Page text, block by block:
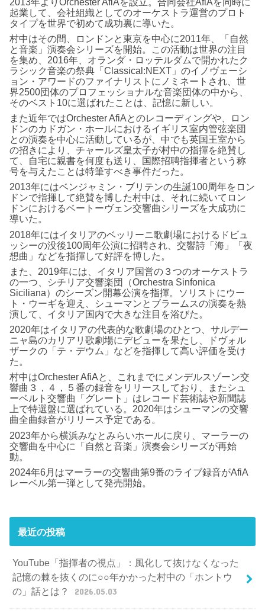
起業して、会社組織としてのオーケストラ運営のプロト
タイプを世界で初めて成功裏に導いた。
村中はその間、ロンドンと東京を中心に2011年、「自然
と音楽」演奏会シリーズを開始。この活動は世界の注目
を集め、2016年、オランダ・ロッテルダムで開かれたク
ラシック音楽の祭典「Classical:NEXT」のイノヴェーシ
ョン・アワードのファイナリストにノミネートされ、世
界2500団体のプロフェッショナルな音楽団体の中から、
そのベスト10に選ばれたことは、記憶に新しい。
また近年ではOrchester AfiAとのレコーディングや、ロン
ドンのカドガン・ホールにおけるイギリス室内管弦楽団
との演奏を中心に活動しているが、中でも英国王室から
の招きにより、チャールズ皇太子が村中の指揮を絶賛し
て、自宅に親書を何度も送り、国際招聘指揮者という称
号を与えたことは特筆すべき事件だった。
2013年にはベンジャミン・ブリテンの生誕100周年をロン
ドンで指揮して絶賛を博した村中は、それに続いてロン
ドンにおけるベートーヴェン交響曲シリーズを大成功に
導いた。
2018年にはイタリアのベッリーニ歌劇場におけるドビュ
ッシーの没後100周年公演に招聘され、交響詩「海」「夜
想曲」などを指揮して好評を博した。
また、2019年には、イタリア国営の３つのオーケストラ
の一つ、シチリア交響楽団（Orchestra Sinfonica
Siciliana）のシーズン開幕公演を指揮。ソリストにウー
ト・ウーギを迎え、シューマンとブラームスの演奏を熱
演して、イタリア国内で大きな注目を浴びた。
2020年はイタリアの代表的な歌劇場のひとつ、サルデー
ニャ島のカリアリ歌劇場にデビューを果たし、ドヴォル
ザークの「テ・デウム」などを指揮して高い評価を受け
た。
村中はOrchester AfiAと、これまでにメンデルスゾーン交
響曲３，４，５番の録音をリリースしており、またシュ
ーベルト交響曲「グレート」はレコード芸術誌や新聞誌
上で特選盤に選ばれている。2020年はシューマンの交響
曲全曲録音がリリース予定である。
2023年から横浜みなとみらいホールに戻り、マーラーの
交響曲を中心に「自然と音楽」演奏会シリーズが再始
動。
2024年6月はマーラーの交響曲第9番のライブ録音がAfiA
レーベル第一弾として発売開始。
最近の投稿
YouTube「指揮者の視点」：風化して抜けなくなった
記憶の棘を抜くのに○○年かかった村中の「ホントウ
の」話とは？
2026.05.03